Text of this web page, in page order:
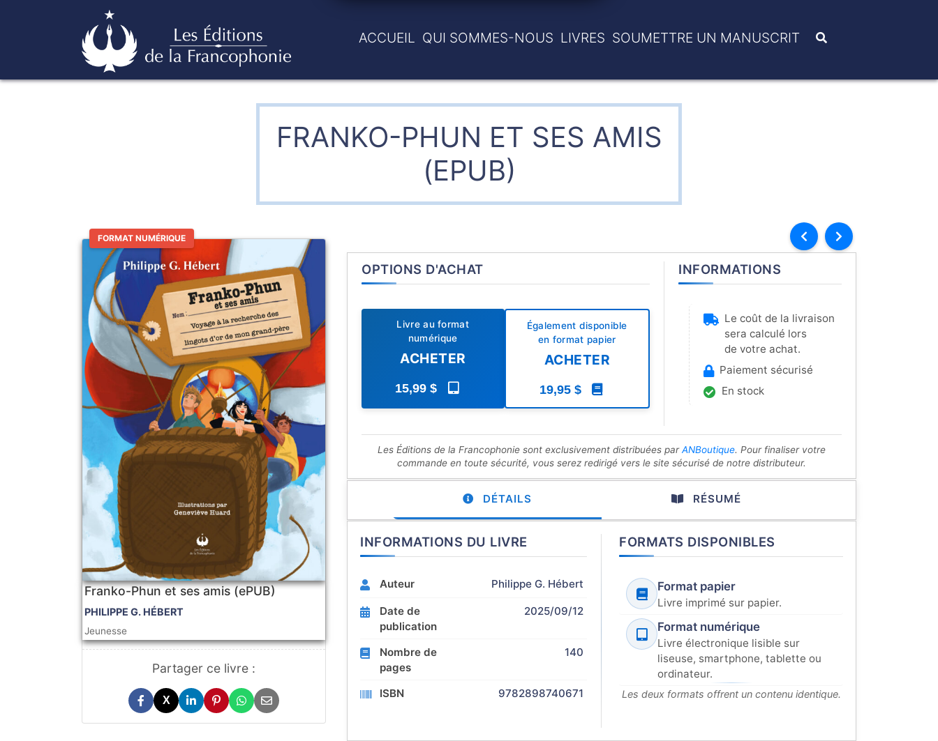
Skip
Éditions de la francophonie
ACCUEIL QUI SOMMES-NOUS LIVRES SOUMETTRE UN MANUSCRIT
FRANKO-PHUN ET SES AMIS
(EPUB)
FORMAT NUMÉRIQUE
Franko-Phun et ses amis (ePUB)
PHILIPPE G. HÉBERT
Jeunesse
Partager ce livre :
X
OPTIONS D'ACHAT
Livre au format
numérique
ACHETER
15,99 $
Également disponible
en format papier
ACHETER
19,95 $
INFORMATIONS
Le coût de la livraison
sera calculé lors
de votre achat.
Paiement sécurisé
En stock
Les Éditions de la Francophonie sont exclusivement distribuées parANBoutique. Pour finaliser votre
commande en toute sécurité, vous serez redirigé vers le site sécurisé de notre distributeur.
DÉTAILS RÉSUMÉ
INFORMATIONS DU LIVRE
Auteur Philippe G. Hébert
Date de
publication
2025/09/12
Nombre de
pages
140
ISBN 9782898740671
FORMATS DISPONIBLES
Format papier
Livre imprimé sur papier.
Format numérique
Livre électronique lisible sur
liseuse, smartphone, tablette ou
ordinateur.
Les deux formats offrent un contenu identique.